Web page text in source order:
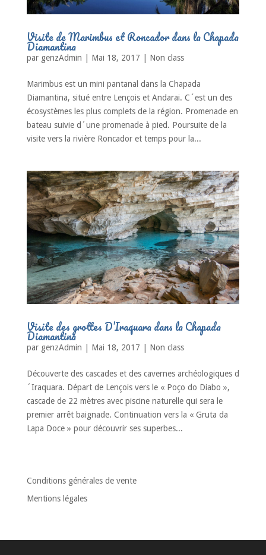
Visite de Marimbus et Roncador dans la Chapada
Diamantina
par genzAdmin Mai 18, 2017 Non class
Marimbus est un mini pantanal dans la Chapada
Diamantina, situé entre Lençois et Andarai. C´est un des
écosystèmes les plus complets de la région. Promenade en
bateau suivie d´une promenade à pied. Poursuite de la
visite vers la rivière Roncador et temps pour la...
Visite des grottes D’Iraquara dans la Chapada
Diamantina
par genzAdmin Mai 18, 2017 Non class
Découverte des cascades et des cavernes archéologiques d
´Iraquara. Départ de Lençois vers le « Poço do Diabo »,
cascade de 22 mètres avec piscine naturelle qui sera le
premier arrêt baignade. Continuation vers la « Gruta da
Lapa Doce » pour découvrir ses superbes...
Conditions générales de vente
Mentions légales